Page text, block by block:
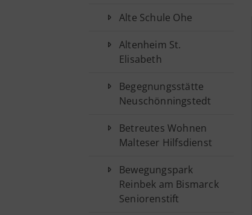
Alte Schule Ohe
Altenheim St.
Elisabeth
Begegnungsstätte
Neuschönningstedt
Betreutes Wohnen
Malteser Hilfsdienst
Bewegungspark
Reinbek am Bismarck
Seniorenstift
Jobs
Sponsoren